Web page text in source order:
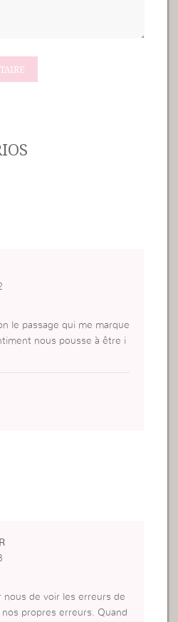
le passage qui me marque
nous pousse à être i
voir si j’agis comme
nous de voir les erreurs de
propres erreurs. Quand